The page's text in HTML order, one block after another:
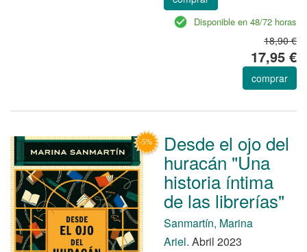
Disponible en 48/72 horas
18,90 €
17,95 €
comprar
Desde el ojo del
huracán "Una
historia íntima
de las librerías"
Sanmartín, Marina
Ariel. Abril 2023